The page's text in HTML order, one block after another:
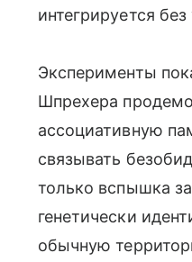
интегрируется
Эксперименты
Шпрехера
ассоциативную
связывать
только вспышка
генетически
обычную